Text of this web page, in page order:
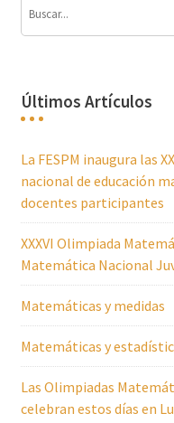
Últimos Artículos
La FESPM inaugura las
nacional de educación
docentes participantes
XXXVI Olimpiada
Matemática Nacional
Matemáticas y medidas
Matemáticas y
Las Olimpiadas
celebran estos días en